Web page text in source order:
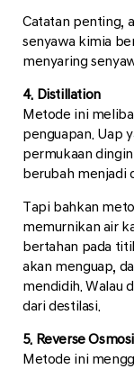
Catatan penting,
senyawa kimia
menyaring
4. Distillation
Metode ini
penguapan. Uap
permukaan
berubah menjadi
Tapi bahkan
memurnikan air
bertahan pada
akan menguap,
mendidih. Walau
dari destilasi.
5. Reverse
Metode ini